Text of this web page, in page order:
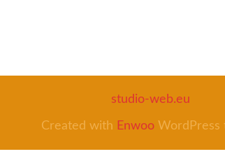
studio-web.eu
Created with Enwoo WordPress